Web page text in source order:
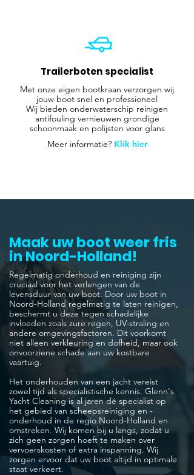
Trailerboten specialist
Met onze eigen bootkraan verzorgen wij
jouw boot snel en professioneel
Wij bieden onderwaterschip reinigen
antifouling vernieuwen grondige
schoonmaak en polijsten voor glans
Meer informatie? Klik hier
Maak uw boot weer fris
in Noord-Holland!
Regelmatig onderhoud en reiniging zijn
cruciaal voor het verlengen van de
levensduur van uw boot. Door uw boot in
Noord-Holland regelmatig te laten reinigen,
beschermt u deze tegen schadelijke
invloeden zoals zure regen, UV-straling en
andere omgevingsfactoren. Dit voorkomt
niet alleen verkleuring en dofheid, maar ook
onvoorziene schade aan uw kostbare
vaartuig.
Het onderhouden van een jacht vereist
zowel tijd als specialistische kennis. Glenn's
Yacht Cleaning is al jaren dé specialist op
het gebied van scheepsreiniging en -
onderhoud in de regio Noord-Holland en
omstreken. Wij komen bij u langs, zodat u
zich geen zorgen hoeft te maken over
vervoerskosten of extra inspanning. Wij
zorgen ervoor dat uw boot altijd in optimale
staat verkeert.